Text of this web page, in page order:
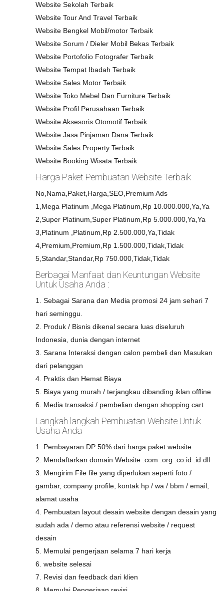
Website Sekolah Terbaik
Website Tour And Travel Terbaik
Website Bengkel Mobil/motor Terbaik
Website Sorum / Dieler Mobil Bekas Terbaik
Website Portofolio Fotografer Terbaik
Website Tempat Ibadah Terbaik
Website Sales Motor Terbaik
Website Toko Mebel Dan Furniture Terbaik
Website Profil Perusahaan Terbaik
Website Aksesoris Otomotif Terbaik
Website Jasa Pinjaman Dana Terbaik
Website Sales Property Terbaik
Website Booking Wisata Terbaik
Harga Paket Pembuatan Website Terbaik
No,Nama,Paket,Harga,SEO,Premium Ads
1,Mega Platinum ,Mega Platinum,Rp 10.000.000,Ya,Ya
2,Super Platinum,Super Platinum,Rp 5.000.000,Ya,Ya
3,Platinum ,Platinum,Rp 2.500.000,Ya,Tidak
4,Premium,Premium,Rp 1.500.000,Tidak,Tidak
5,Standar,Standar,Rp 750.000,Tidak,Tidak
Berbagai Manfaat dan Keuntungan Website
Untuk Usaha Anda :
1. Sebagai Sarana dan Media promosi 24 jam sehari 7
hari seminggu.
2. Produk / Bisnis dikenal secara luas diseluruh
Indonesia, dunia dengan internet
3. Sarana Interaksi dengan calon pembeli dan Masukan
dari pelanggan
4. Praktis dan Hemat Biaya
5. Biaya yang murah / terjangkau dibanding iklan offline
6. Media transaksi / pembelian dengan shopping cart
Langkah langkah Pembuatan Website Untuk
Usaha Anda
1. Pembayaran DP 50% dari harga paket website
2. Mendaftarkan domain Website .com .org .co.id .id dll
3. Mengirim File file yang diperlukan seperti foto /
gambar, company profile, kontak hp / wa / bbm / email,
alamat usaha
4. Pembuatan layout desain website dengan desain yang
sudah ada / demo atau referensi website / request
desain
5. Memulai pengerjaan selama 7 hari kerja
6. website selesai
7. Revisi dan feedback dari klien